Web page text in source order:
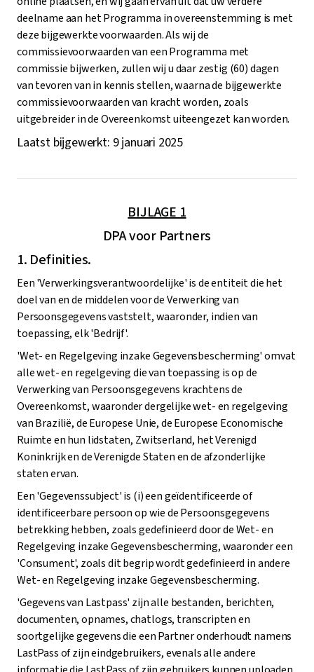
deelname aan het Programma in overeenstemming is met
deze bijgewerkte voorwaarden. Als wij de
commissievoorwaarden van een Programma met
commissie bijwerken, zullen wij u daar zestig (60) dagen
van tevoren van in kennis stellen, waarna de bijgewerkte
commissievoorwaarden van kracht worden, zoals
uitgebreider in de Overeenkomst uiteengezet kan worden.
Laatst bijgewerkt: 9 januari 2025
BIJLAGE 1
DPA voor Partners
1. Definities.
Een 'Verwerkingsverantwoordelijke' is de entiteit die het
doel van en de middelen voor de Verwerking van
Persoonsgegevens vaststelt, waaronder, indien van
toepassing, elk 'Bedrijf'.
'Wet- en Regelgeving inzake Gegevensbescherming' omvat
alle wet- en regelgeving die van toepassing is op de
Verwerking van Persoonsgegevens krachtens de
Overeenkomst, waaronder dergelijke wet- en regelgeving
van Brazilië, de Europese Unie, de Europese Economische
Ruimte en hun lidstaten, Zwitserland, het Verenigd
Koninkrijk en de Verenigde Staten en de afzonderlijke
staten ervan.
Een 'Gegevenssubject' is (i) een geïdentificeerde of
identificeerbare persoon op wie de Persoonsgegevens
betrekking hebben, zoals gedefinieerd door de Wet- en
Regelgeving inzake Gegevensbescherming, waaronder een
'Consument', zoals dit begrip wordt gedefinieerd in andere
Wet- en Regelgeving inzake Gegevensbescherming.
'Gegevens van Lastpass' zijn alle bestanden, berichten,
documenten, opnames, chatlogs, transcripten en
soortgelijke gegevens die een Partner onderhoudt namens
LastPass of zijn eindgebruikers, evenals alle andere